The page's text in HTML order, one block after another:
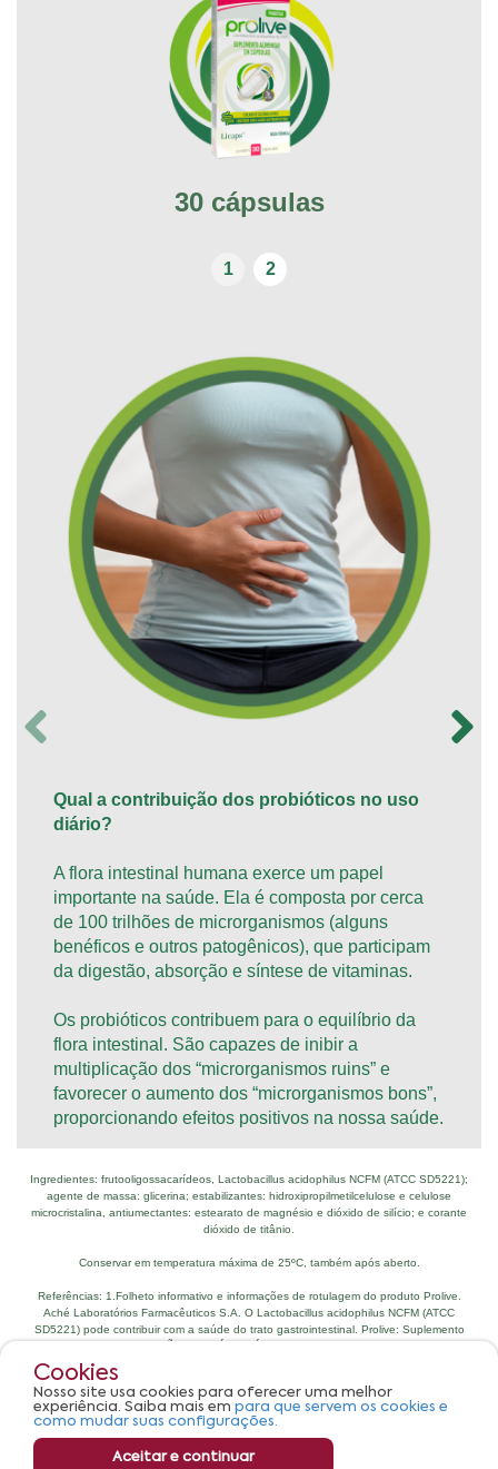
Cookies
Nosso site usa cookies para oferecer uma melhor
experiência. Saiba mais em para que servem os cookies e
como mudar suas configurações.
Aceitar e continuar